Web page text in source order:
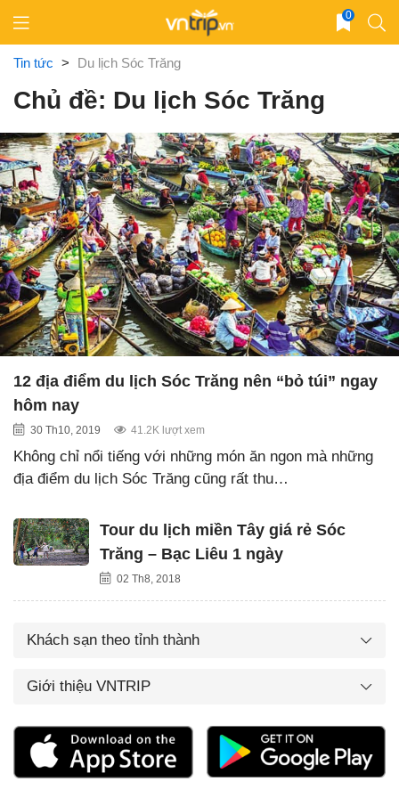
content
0
Tin tức > Du lịch Sóc Trăng
Chủ đề: Du lịch Sóc Trăng
12 địa điểm du lịch Sóc Trăng nên “bỏ túi” ngay
hôm nay
30 Th10, 2019 41.2K lượt xem
Không chỉ nổi tiếng với những món ăn ngon mà những
địa điểm du lịch Sóc Trăng cũng rất thu…
Tour du lịch miền Tây giá rẻ Sóc
Trăng – Bạc Liêu 1 ngày
02 Th8, 2018
Khách sạn theo tỉnh thành
Giới thiệu VNTRIP